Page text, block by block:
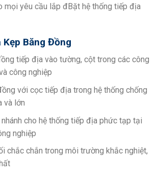
mọi yêu cầu lắp đBặt hệ thống tiếp địa
Kẹp Băng Đồng
tiếp địa vào tường, cột trong các công
công nghiệp
với cọc tiếp địa trong hệ thống chống
và lớn
cho hệ thống tiếp địa phức tạp tại
nghiệp
chắc chắn trong môi trường khắc nghiệt,